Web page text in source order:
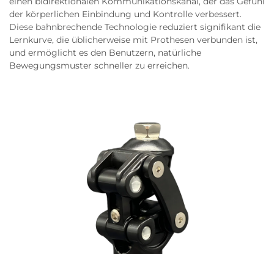
der körperlichen Einbindung und Kontrolle verbessert.
Diese bahnbrechende Technologie reduziert signifikant die
Lernkurve, die üblicherweise mit Prothesen verbunden ist,
und ermöglicht es den Benutzern, natürliche
Bewegungsmuster schneller zu erreichen.